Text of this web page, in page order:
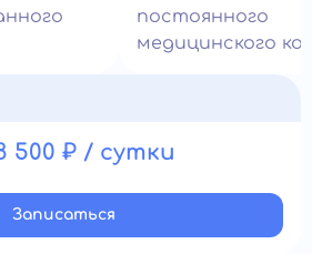
постоянного
медицинского
500 ₽ / сутки
Записатьcя